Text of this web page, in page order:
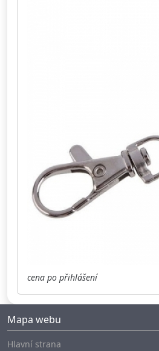
cena po přihlášení
Mapa webu
Hlavní strana